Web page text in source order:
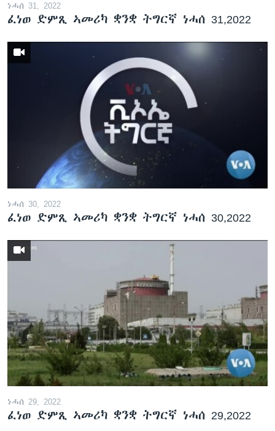
ነሓሰ 31, 2022
ፈነወ ድምጺ ኣመሪካ ቋንቋ ትግርኛ ነሓሰ 31,2022
ነሓሰ 30, 2022
ፈነወ ድምጺ ኣመሪካ ቋንቋ ትግርኛ ነሓሰ 30,2022
ነሓሰ 29, 2022
ፈነወ ድምጺ ኣመሪካ ቋንቋ ትግርኛ ነሓሰ 29,2022